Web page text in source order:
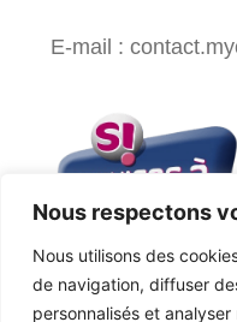
Nous respectons
Nous utilisons des
de navigation, diffuser
personnalisés et
E-mail :